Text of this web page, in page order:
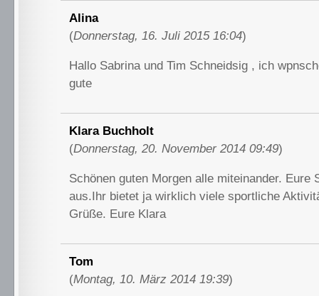
Alina
(Donnerstag, 16. Juli 2015 16:04)
Hallo Sabrina und Tim Schneidsig , ich
gute
Klara Buchholt
(Donnerstag, 20. November 2014 09:49)
Schönen guten Morgen alle miteinander. Eure
aus.Ihr bietet ja wirklich viele sportliche
Grüße. Eure Klara
Tom
(Montag, 10. März 2014 19:39)